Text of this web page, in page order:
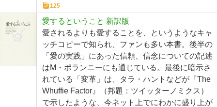
125
愛するということ 新訳版
愛されるよりも愛することを、というようなキャ
ッチコピーで知られ、ファンも多い本書。後半の
「愛の実践」にあった信頼、信念についての記述
はM・ポランニーにも通じている。最後に暗示さ
れている「変革」は、タラ・ハントなどが『The
Whuffie Factor』（邦題：ツイッターノミクス）
で示したような、今ネット上でにわかに盛り上が